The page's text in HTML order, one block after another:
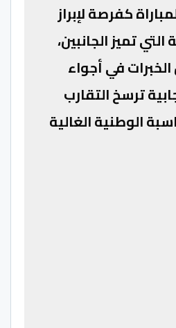
كفرصة لإبراز
التي تميز الجانبين،
الخبرات في أجواء
ترسخ التقارب
الوطنية الغالية